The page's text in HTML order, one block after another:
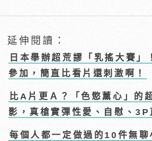
延伸閱讀：
日本舉辦超荒謬「乳搖大賽」
參加，簡直比看片還刺激啊！
比A片更Ａ？「色慾薰心」的
影，真槍實彈性愛、自慰、3P
每個人都一定做過的10件無聊